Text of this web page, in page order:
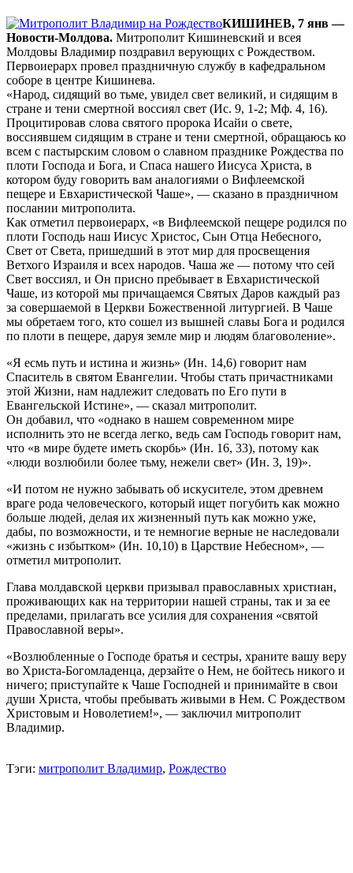
КИШИНЕВ, 7 янв —
Новости-Молдова. Митрополит Кишиневский и всея
Молдовы Владимир поздравил верующих с Рождеством.
Первоиерарх провел праздничную службу в кафедральном
соборе в центре Кишинева.
«Народ, сидящий во тьме, увидел свет великий, и сидящим в
стране и тени смертной воссиял свет (Ис. 9, 1-2; Мф. 4, 16).
Процитировав слова святого пророка Исайи о свете,
воссиявшем сидящим в стране и тени смертной, обращаюсь ко
всем с пастырским словом о славном празднике Рождества по
плоти Господа и Бога, и Спаса нашего Иисуса Христа, в
котором буду говорить вам аналогиями о Вифлеемской
пещере и Евхаристической Чаше», — сказано в праздничном
послании митрополита.
Как отметил первоиерарх, «в Вифлеемской пещере родился по
плоти Господь наш Иисус Христос, Сын Отца Небесного,
Свет от Света, пришедший в этот мир для просвещения
Ветхого Израиля и всех народов. Чаша же — потому что сей
Свет воссиял, и Он присно пребывает в Евхаристической
Чаше, из которой мы причащаемся Святых Даров каждый раз
за совершаемой в Церкви Божественной литургией. В Чаше
мы обретаем того, кто сошел из вышней славы Бога и родился
по плоти в пещере, даруя земле мир и людям благоволение».
«Я есмь путь и истина и жизнь» (Ин. 14,6) говорит нам
Спаситель в святом Евангелии. Чтобы стать причастниками
этой Жизни, нам надлежит следовать по Его пути в
Евангельской Истине», — сказал митрополит.
Он добавил, что «однако в нашем современном мире
исполнить это не всегда легко, ведь сам Господь говорит нам,
что «в мире будете иметь скорбь» (Ин. 16, 33), потому как
«люди возлюбили более тьму, нежели свет» (Ин. 3, 19)».
«И потом не нужно забывать об искусителе, этом древнем
враге рода человеческого, который ищет погубить как можно
больше людей, делая их жизненный путь как можно уже,
дабы, по возможности, и те немногие верные не наследовали
«жизнь с избытком» (Ин. 10,10) в Царствие Небесном», —
отметил митрополит.
Глава молдавской церкви призывал православных христиан,
проживающих как на территории нашей страны, так и за ее
пределами, прилагать все усилия для сохранения «святой
Православной веры».
«Возлюбленные о Господе братья и сестры, храните вашу веру
во Христа-Богомладенца, дерзайте о Нем, не бойтесь никого и
ничего; приступайте к Чаше Господней и принимайте в свои
души Христа, чтобы пребывать живыми в Нем. С Рождеством
Христовым и Новолетием!», — заключил митрополит
Владимир.
Тэги: митрополит Владимир, Рождество